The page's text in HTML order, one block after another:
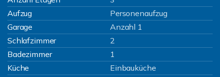
Aufzug
Personenaufzug
Garage
Anzahl 1
Schlafzimmer
2
Badezimmer
1
Küche
Einbauküche